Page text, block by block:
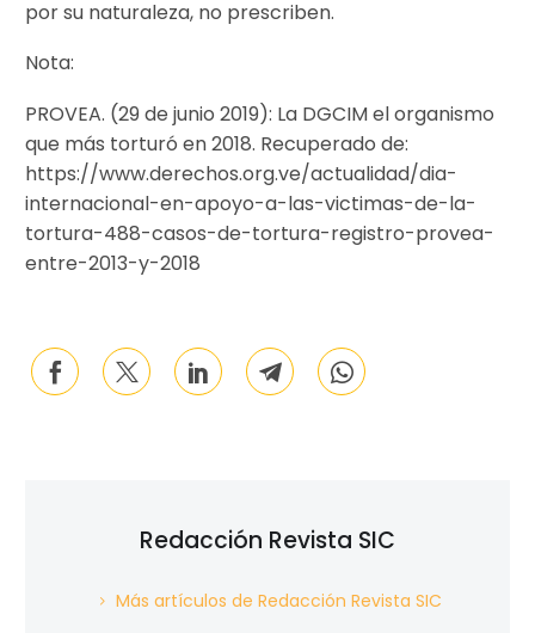
por su naturaleza, no prescriben.
Nota:
PROVEA. (29 de junio 2019): La DGCIM el organismo
que más torturó en 2018. Recuperado de:
https://www.derechos.org.ve/actualidad/dia-
internacional-en-apoyo-a-las-victimas-de-la-
tortura-488-casos-de-tortura-registro-provea-
entre-2013-y-2018
Redacción Revista SIC
Más artículos de Redacción Revista SIC